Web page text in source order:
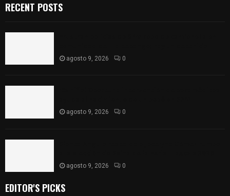
RECENT POSTS
agosto 9, 2026 0
agosto 9, 2026 0
agosto 9, 2026 0
EDITOR'S PICKS